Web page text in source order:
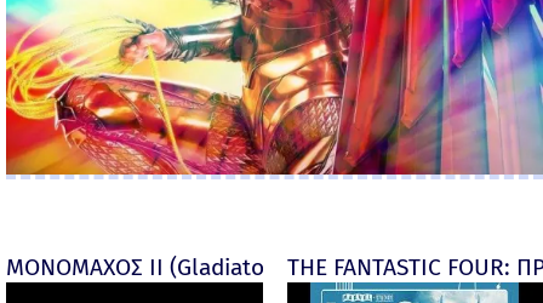
ΜΟΝΟΜΑΧΟΣ ΙΙ (Gladiator II) -THE FANTASTIC